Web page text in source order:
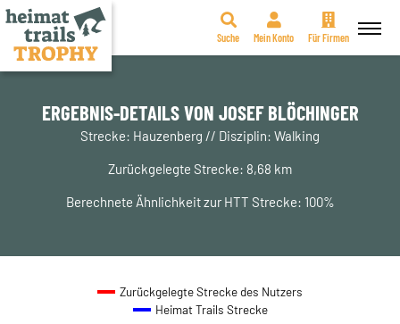
Zum
springen
Suche Mein Konto Für Firmen
ERGEBNIS-DETAILS VON JOSEF BLÖCHINGER
Strecke: Hauzenberg // Disziplin: Walking
Zurückgelegte Strecke: 8,68 km
Berechnete Ähnlichkeit zur HTT Strecke: 100%
Zurückgelegte Strecke des Nutzers
Heimat Trails Strecke